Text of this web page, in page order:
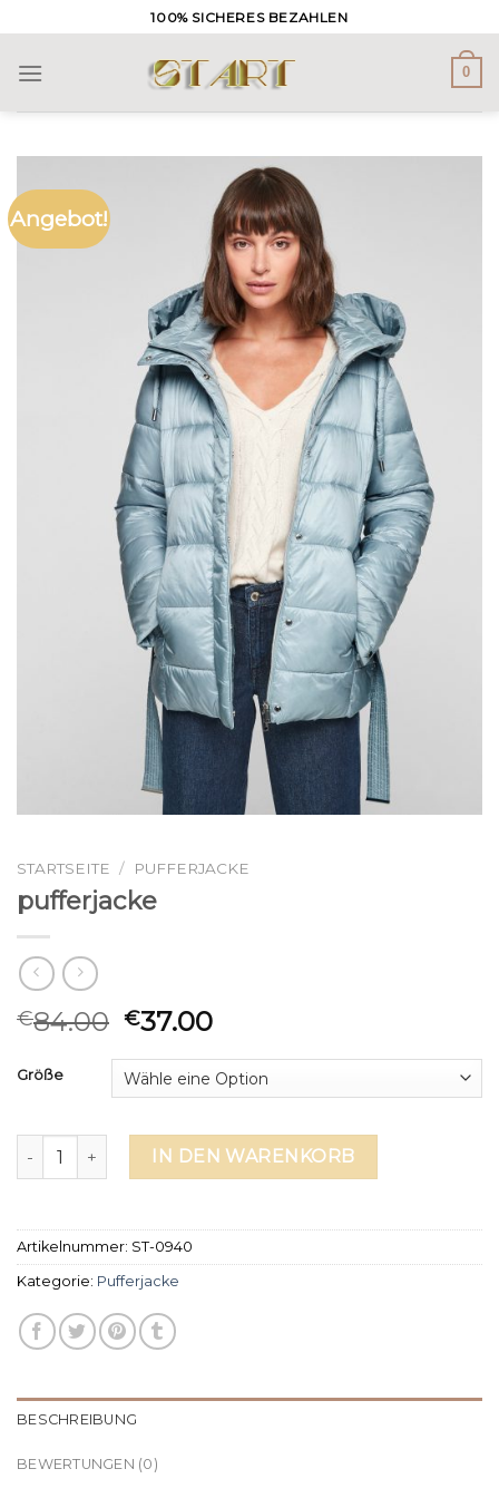
to
content
100% SICHERES BEZAHLEN
0
Angebot!
STARTSEITE / PUFFERJACKE
pufferjacke
€84.00 €37.00
Größe
pufferjacke MengeIN DEN WARENKORB
Artikelnummer: ST-0940
Kategorie: Pufferjacke
BESCHREIBUNG
BEWERTUNGEN (0)